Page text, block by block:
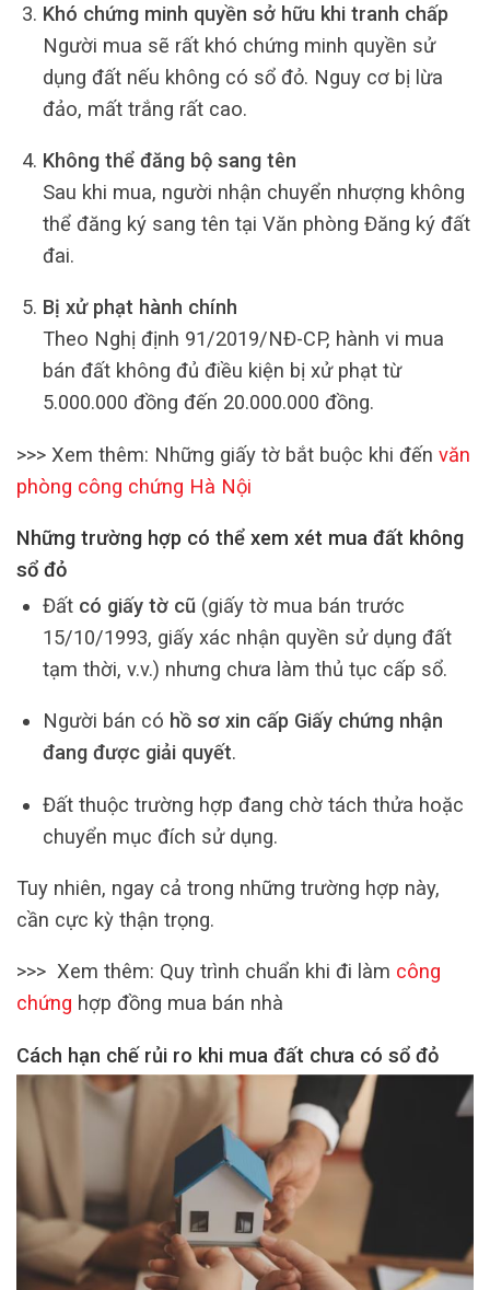
Khó chứng minh quyền sở hữu khi tranh chấp
Người mua sẽ rất khó chứng minh quyền sử
dụng đất nếu không có sổ đỏ. Nguy cơ bị lừa
đảo, mất trắng rất cao.
Không thể đăng bộ sang tên
Sau khi mua, người nhận chuyển nhượng không
thể đăng ký sang tên tại Văn phòng Đăng ký đất
đai.
Bị xử phạt hành chính
Theo Nghị định 91/2019/NĐ-CP, hành vi mua
bán đất không đủ điều kiện bị xử phạt từ
5.000.000 đồng đến 20.000.000 đồng.
>>> Xem thêm: Những giấy tờ bắt buộc khi đến văn
phòng công chứng Hà Nội
Những trường hợp có thể xem xét mua đất không
sổ đỏ
Đất có giấy tờ cũ(giấy tờ mua bán trước
15/10/1993, giấy xác nhận quyền sử dụng đất
tạm thời, v.v.) nhưng chưa làm thủ tục cấp sổ.
Người bán có hồ sơ xin cấp Giấy chứng nhận
đang được giải quyết.
Đất thuộc trường hợp đang chờ tách thửa hoặc
chuyển mục đích sử dụng.
Tuy nhiên, ngay cả trong những trường hợp này,
cần cực kỳ thận trọng.
>>> Xem thêm: Quy trình chuẩn khi đi làm công
chứng hợp đồng mua bán nhà
Cách hạn chế rủi ro khi mua đất chưa có sổ đỏ